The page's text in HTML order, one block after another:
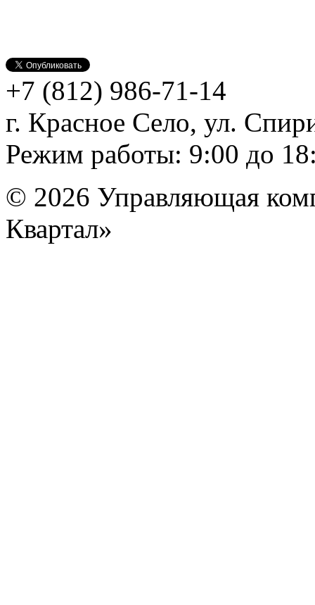
+7 (812) 986-71-14
г. Красное Село, ул.
Режим работы: 9:00 до
© 2026 Управляющая
Квартал»